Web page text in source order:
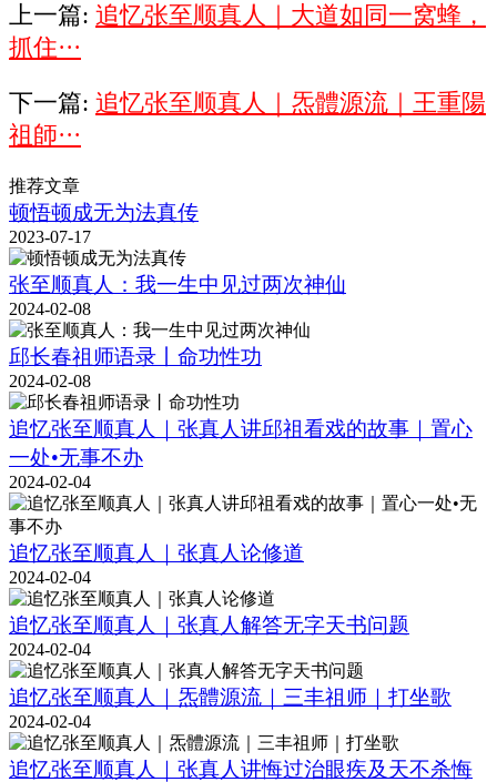
上一篇: 追忆张至顺真人｜大道如同一窝蜂，
抓住···
下一篇: 追忆张至顺真人｜炁體源流｜王重陽
祖師···
推荐文章
顿悟顿成无为法真传
2023-07-17
张至顺真人：我一生中见过两次神仙
2024-02-08
邱长春祖师语录丨命功性功
2024-02-08
追忆张至顺真人｜张真人讲邱祖看戏的故事｜置心
一处•无事不办
2024-02-04
追忆张至顺真人｜张真人论修道
2024-02-04
追忆张至顺真人｜张真人解答无字天书问题
2024-02-04
追忆张至顺真人｜炁體源流｜三丰祖师｜打坐歌
2024-02-04
追忆张至顺真人｜张真人讲悔过治眼疾及天不杀悔